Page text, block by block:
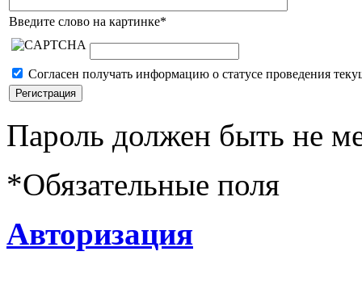
Введите слово на картинке*
Согласен получать информацию о статусе проведения
Пароль должен быть не
*Обязательные поля
Авторизация